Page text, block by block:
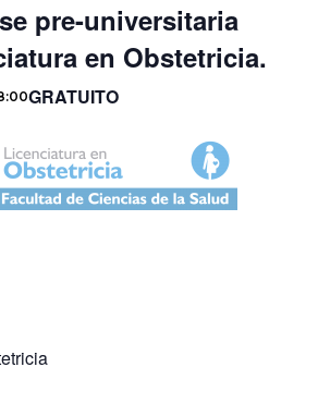
pre-universitaria
en Obstetricia.
GRATUITO